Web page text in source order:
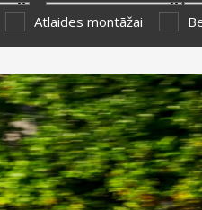
Atlaides montāžai